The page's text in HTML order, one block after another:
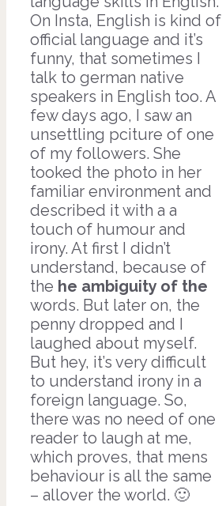
On Insta, English is kind of
official language and it’s
funny, that sometimes I
talk to german native
speakers in English too. A
few days ago, I saw an
unsettling pciture of one
of my followers. She
tooked the photo in her
familiar environment and
described it with a a
touch of humour and
irony. At first I didn’t
understand, because of
the he ambiguity of the
words. But later on, the
penny dropped and I
laughed about myself.
But hey, it’s very difficult
to understand irony in a
foreign language. So,
there was no need of one
reader to laugh at me,
which proves, that mens
behaviour is all the same
– allover the world. 🙂